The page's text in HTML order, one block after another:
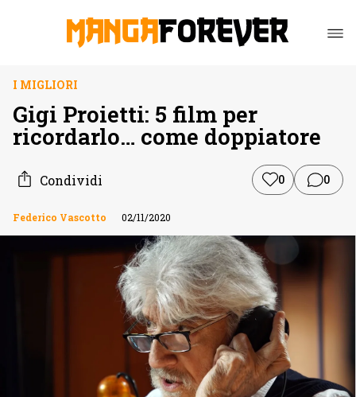
I MIGLIORI
Gigi Proietti: 5 film per
ricordarlo… come doppiatore
Condividi 0 0
Federico Vascotto 02/11/2020